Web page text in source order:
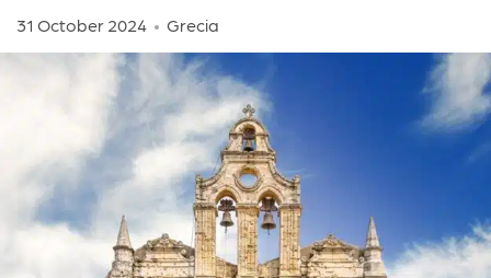
31 October 2024 Grecia